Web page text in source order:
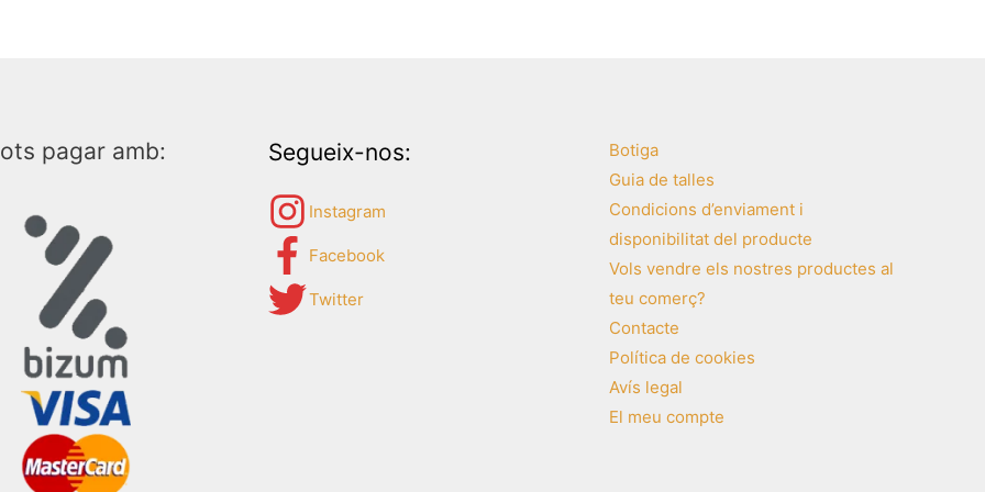
pagar amb: Segueix-nos:
Instagram
Facebook
Twitter
Botiga
Guia de talles
Condicions d’enviament i
disponibilitat del producte
Vols vendre els nostres productes al
teu comerç?
Contacte
Política de cookies
Avís legal
El meu compte